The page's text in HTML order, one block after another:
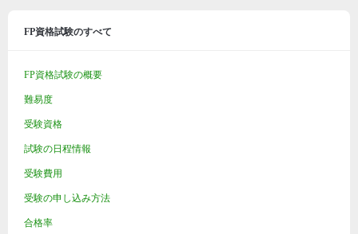
FP資格試験のすべて
FP資格試験の概要
難易度
受験資格
試験の日程情報
受験費用
受験の申し込み方法
合格率